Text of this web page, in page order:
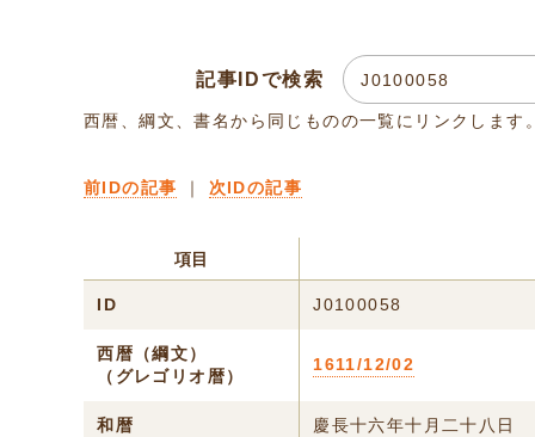
記事IDで検索
西暦、綱文、書名から同じものの一覧にリンクします
前IDの記事 ｜ 次IDの記事
項目
ID J0100058
西暦（綱文）
（グレゴリオ暦）
1611/12/02
和暦 慶長十六年十月二十八日